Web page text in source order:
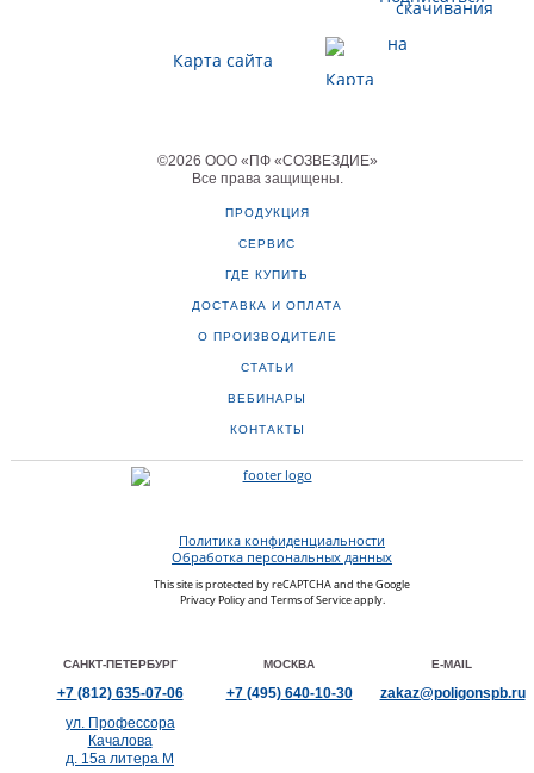
Карта сайта
©2026 ООО «ПФ «СОЗВЕЗДИЕ»
Все права защищены.
ПРОДУКЦИЯ
СЕРВИС
ГДЕ КУПИТЬ
ДОСТАВКА И ОПЛАТА
О ПРОИЗВОДИТЕЛЕ
СТАТЬИ
ВЕБИНАРЫ
КОНТАКТЫ
Политика конфиденциальности
Обработка персональных данных
This site is protected by reCAPTCHA and the Google
Privacy Policyand Terms of Serviceapply.
САНКТ-ПЕТЕРБУРГ
+7 (812)635-07-06
ул. Профессора
Качалова
д. 15а литера М
МОСКВА
+7 (495)640-10-30
E-MAIL
zakaz@poligonspb.ru